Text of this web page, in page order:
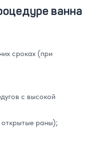
ванна
сроках (при
с высокой
открытые раны);